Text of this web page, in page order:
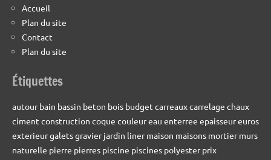
Accueil
Plan du site
Contact
Plan du site
Étiquettes
autour bain bassin beton bois budget carreauxcarrelage chaux
ciment construction coque couleureau enterree epaisseureuros
exterieurgaletsgravier jardin liner maison maisons mortier murs
naturelle pierre pierres piscine piscines polyester prix